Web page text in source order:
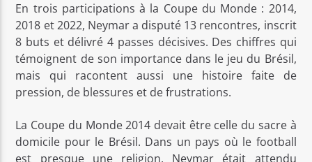
En trois participations à la Coupe du Monde : 2014,
2018 et 2022, Neymar a disputé 13 rencontres, inscrit
8 buts et délivré 4 passes décisives. Des chiffres qui
témoignent de son importance dans le jeu du Brésil,
mais qui racontent aussi une histoire faite de
pression, de blessures et de frustrations.
La Coupe du Monde 2014 devait être celle du sacre à
domicile pour le Brésil. Dans un pays où le football
est presque une religion, Neymar était attendu